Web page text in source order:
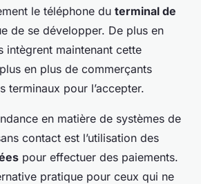
le téléphone du terminal de
de se développer. De plus en
intègrent maintenant cette
en plus de commerçants
terminaux pour l’accepter.
en matière de systèmes de
contact est l’utilisation des
pour effectuer des paiements.
pratique pour ceux qui ne